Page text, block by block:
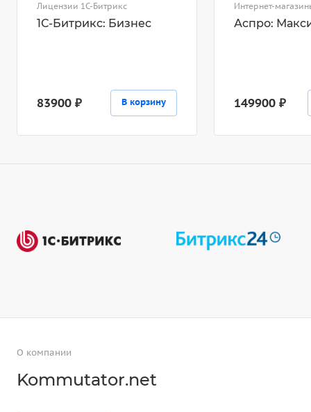
Лицензии 1С-Битрикс
1С-Битрикс: Бизнес
83900 ₽ В корзину
Интернет-
Аспро:
149900 ₽
О компании
Kommutator.net